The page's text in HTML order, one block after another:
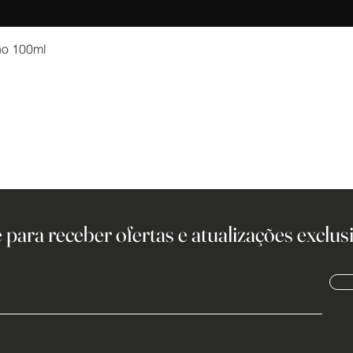
100ml
receber ofertas e atualizações